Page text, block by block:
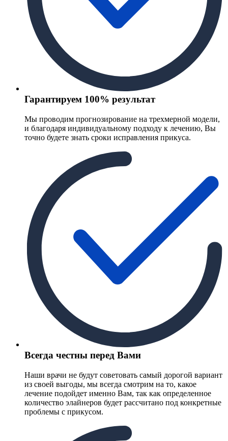
Гарантируем 100% результат
Мы проводим прогнозирование на трехмерной модели,
и благодаря индивидуальному подходу к лечению, Вы
точно будете знать сроки исправления прикуса.
Всегда честны перед Вами
Наши врачи не будут советовать самый дорогой вариант
из своей выгоды, мы всегда смотрим на то, какое
лечение подойдет именно Вам, так как определенное
количество элайнеров будет рассчитано под конкретные
проблемы с прикусом.